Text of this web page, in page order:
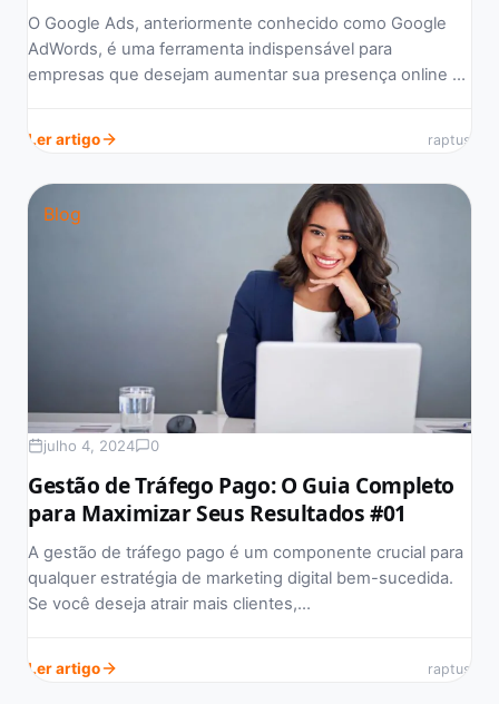
O Google Ads, anteriormente conhecido como Google
AdWords, é uma ferramenta indispensável para
empresas que desejam aumentar sua presença online e
Ler artigo raptus
Blog
julho 4, 2024 0
Gestão de Tráfego Pago: O Guia Completo
para Maximizar Seus Resultados #01
A gestão de tráfego pago é um componente crucial para
qualquer estratégia de marketing digital bem-sucedida.
Se você deseja atrair mais clientes,…
Ler artigo raptus